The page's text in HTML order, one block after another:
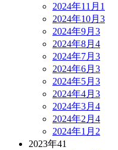
2024年11月 1
2024年10月 3
2024年9月 3
2024年8月 4
2024年7月 3
2024年6月 3
2024年5月 3
2024年4月 3
2024年3月 4
2024年2月 4
2024年1月 2
2023年41